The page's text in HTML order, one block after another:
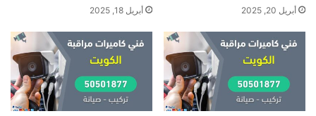
أبريل 20, 2025 أبريل 18, 2025